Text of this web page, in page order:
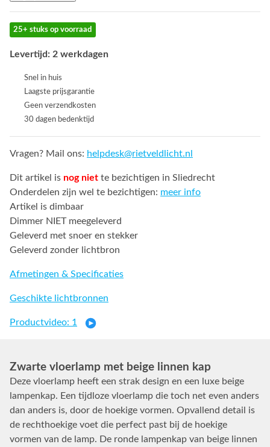
25+ stuks op voorraad
Levertijd: 2 werkdagen
Snel in huis
Laagste prijsgarantie
Geen verzendkosten
30 dagen bedenktijd
Vragen? Mail ons: helpdesk@rietveldlicht.nl
Dit artikel is nog niet te bezichtigen in Sliedrecht
Onderdelen zijn wel te bezichtigen: meer info
Artikel is dimbaar
Dimmer NIET meegeleverd
Geleverd met snoer en stekker
Geleverd zonder lichtbron
Afmetingen & Specificaties
Geschikte lichtbronnen
Productvideo: 1
Zwarte vloerlamp met beige linnen kap
Deze vloerlamp heeft een strak design en een luxe beige
lampenkap. Een tijdloze vloerlamp die toch net even anders
dan anders is, door de hoekige vormen. Opvallend detail is
de rechthoekige voet die perfect past bij de hoekige
vormen van de lamp. De ronde lampenkap van beige linnen